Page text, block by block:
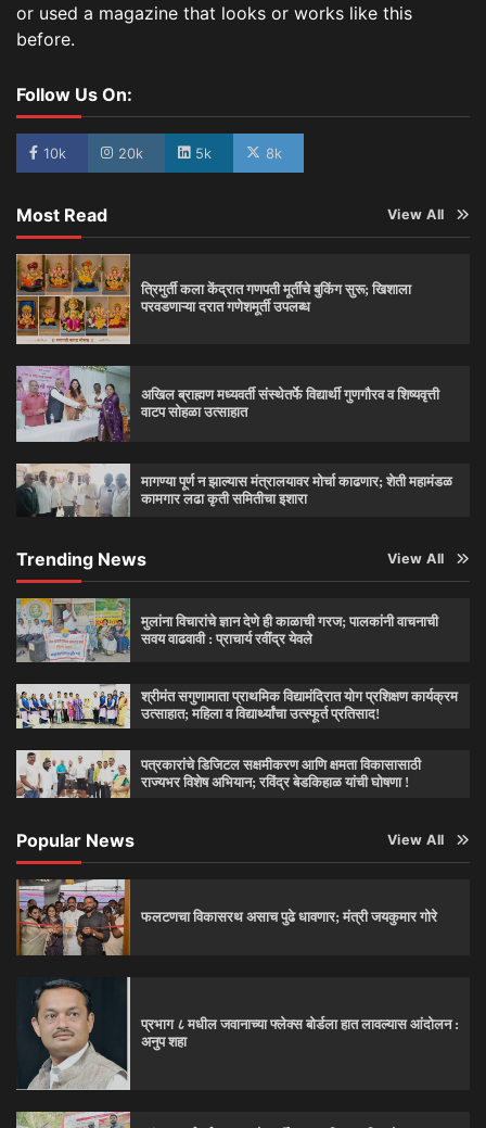
or used a magazine that looks or works like this
before.
Follow Us On:
10k 20k 5k 8k
Most Read View All
त्रिमुर्ती कला केंद्रात गणपती मूर्तींचे बुकिंग सुरू; खिशाला
परवडणाऱ्या दरात गणेशमूर्ती उपलब्ध
अखिल ब्राह्मण मध्यवर्ती संस्थेतर्फे विद्यार्थी गुणगौरव व शिष्यवृत्ती
वाटप सोहळा उत्साहात
मागण्या पूर्ण न झाल्यास मंत्रालयावर मोर्चा काढणार; शेती महामंडळ
कामगार लढा कृती समितीचा इशारा
Trending News View All
मुलांना विचारांचे ज्ञान देणे ही काळाची गरज; पालकांनी वाचनाची
सवय वाढवावी : प्राचार्य रवींद्र येवले
श्रीमंत सगुणामाता प्राथमिक विद्यामंदिरात योग प्रशिक्षण कार्यक्रम
उत्साहात; महिला व विद्यार्थ्यांचा उत्स्फूर्त प्रतिसाद!
पत्रकारांचे डिजिटल सक्षमीकरण आणि क्षमता विकासासाठी
राज्यभर विशेष अभियान; रविंद्र बेडकिहाळ यांची घोषणा !
Popular News View All
फलटणचा विकासरथ असाच पुढे धावणार; मंत्री जयकुमार गोरे
प्रभाग ८ मधील जवानाच्या फ्लेक्स बोर्डला हात लावल्यास आंदोलन :
अनुप शहा